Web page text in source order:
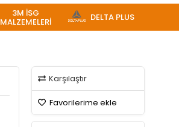
3M İSG
MALZEMELERİ DELTA PLUS
Karşılaştır
Favorilerime ekle